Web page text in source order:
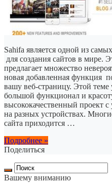
Sahifa является одной из
для создания сайтов в мире.
предлагает множество
новая добавленная функция
вашу веб-страницу. Этой теме
большой функционал и
высококачественный проект с
на разных устройствах.
сайта приходится …
Подробнее »
Поделиться
Вашему вниманию